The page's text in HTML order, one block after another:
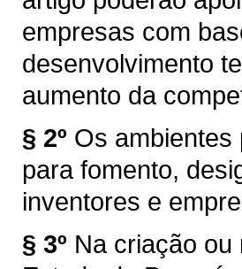
empresas com
desenvolvimento
aumento da
§ 2º Os
para fomento,
inventores e
§ 3º Na criação ou